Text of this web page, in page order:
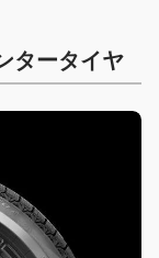
タータイヤ